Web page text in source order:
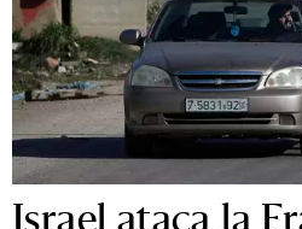
Israel ataca la